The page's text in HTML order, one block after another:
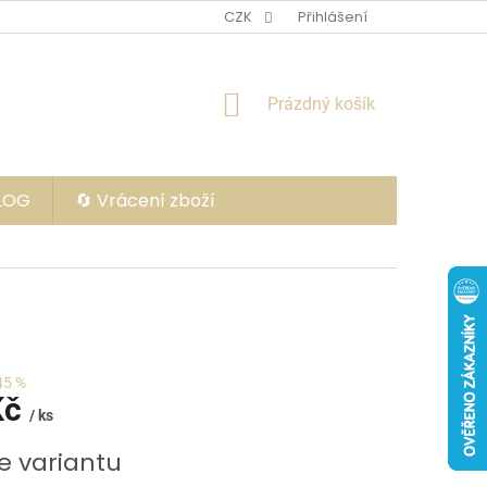
CZK Přihlášení
NÁKUPNÍ
Prázdný košík
🔄 Vrácení zboží
%
/ ks
variantu